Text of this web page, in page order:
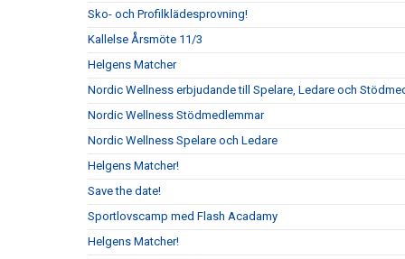
Sko- och Profilklädesprovning!
Kallelse Årsmöte 11/3
Helgens Matcher
Nordic Wellness erbjudande till Spelare, Ledare och
Nordic Wellness Stödmedlemmar
Nordic Wellness Spelare och Ledare
Helgens Matcher!
Save the date!
Sportlovscamp med Flash Acadamy
Helgens Matcher!